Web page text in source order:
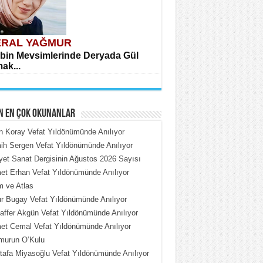
YAĞMUR
Mevsimlerinde Deryada Gül
ÇOBAN
Put Dışardaki Maskeler...
EN ÇOK OKUNANLAR
Koray Vefat Yıldönümünde Anılıyor
Sergen Vefat Yıldönümünde Anılıyor
Sanat Dergisinin Ağustos 2026 Sayısı
Erhan Vefat Yıldönümünde Anılıyor
ve Atlas
Bugay Vefat Yıldönümünde Anılıyor
Akgün Vefat Yıldönümünde Anılıyor
Cemal Vefat Yıldönümünde Anılıyor
O’Kulu
Miyasoğlu Vefat Yıldönümünde Anılıyor